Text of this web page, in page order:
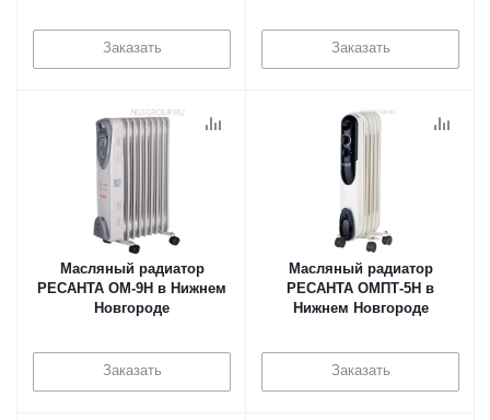
Заказать Заказать
Масляный радиатор
РЕСАНТА ОМ-9Н в Нижнем
Новгороде
Заказать
Масляный радиатор
РЕСАНТА ОМПТ-5Н в
Нижнем Новгороде
Заказать